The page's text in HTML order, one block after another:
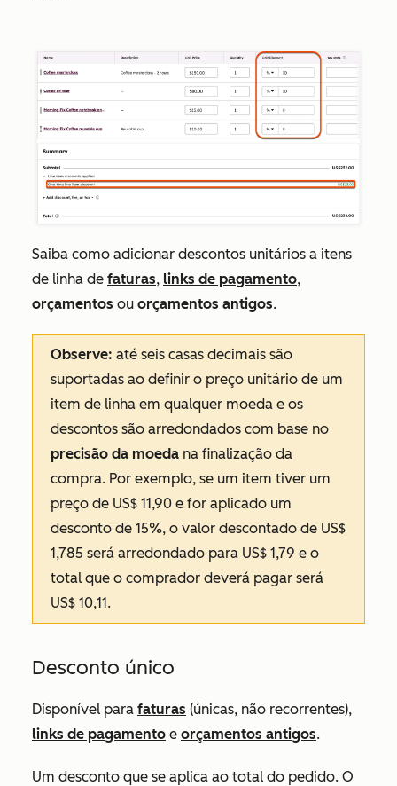
Saiba como adicionar descontos unitários a itens
de linha de faturas, links de pagamento,
orçamentos ou orçamentos antigos.
Observe: até seis casas decimais são
suportadas ao definir o preço unitário de um
item de linha em qualquer moeda e os
descontos são arredondados com base no
precisão da moeda na finalização da
compra. Por exemplo, se um item tiver um
preço de US$ 11,90 e for aplicado um
desconto de 15%, o valor descontado de US$
1,785 será arredondado para US$ 1,79 e o
total que o comprador deverá pagar será
US$ 10,11.
Desconto único
Disponível para faturas (únicas, não recorrentes),
links de pagamento e orçamentos antigos.
Um desconto que se aplica ao total do pedido. O